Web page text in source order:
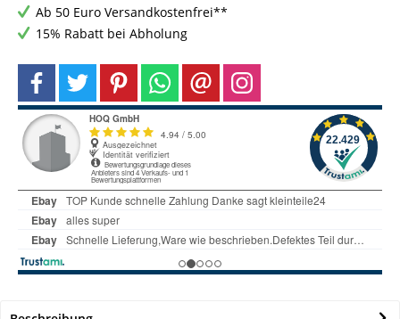
Ab 50 Euro Versandkostenfrei**
15% Rabatt bei Abholung